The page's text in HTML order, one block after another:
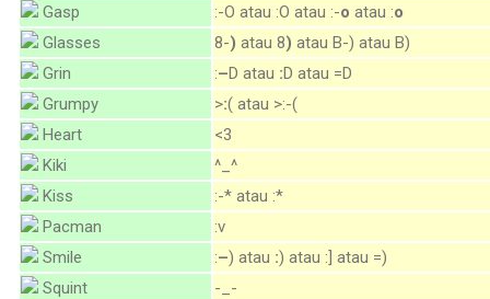
Gasp
:-O atau :O atau :-o atau :o
Glasses
8-) atau 8) atau B-) atau B)
Grin
:–D atau :D atau =D
Grumpy
>:( atau >:-(
Heart
<3
Kiki
^_^
Kiss
:-* atau :*
Pacman
:v
Smile
:–) atau :) atau :] atau =)
Squint
-_-